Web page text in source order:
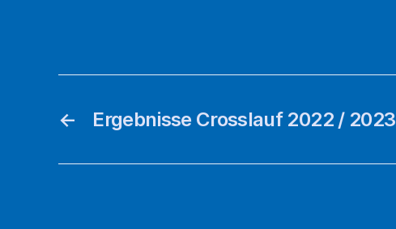
← Ergebnisse Crosslauf 2022 / 2023